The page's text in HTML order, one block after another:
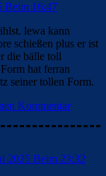
Beim 16:47
lewa kann
schießen plus er ist
die bälle toll
hat ferran
seiner tollen Form.
Kommentar
2025 Beim 23:32